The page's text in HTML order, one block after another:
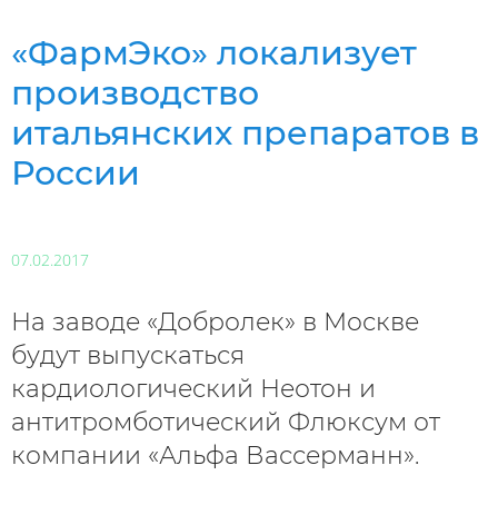
«ФармЭко» локализует
производство
итальянских препаратов в
России
07.02.2017
На заводе «Добролек» в Москве
будут выпускаться
кардиологический Неотон и
антитромботический Флюксум от
компании «Альфа Вассерманн».